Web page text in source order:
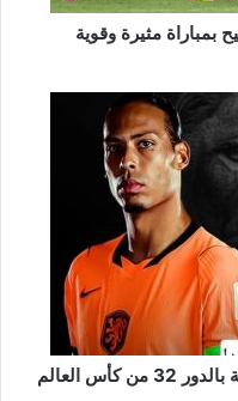
بمباراة مثيرة وقوية
المغرب وهولندا يلتقيان في مباراة نارية بالدور 32 من كأس العالم